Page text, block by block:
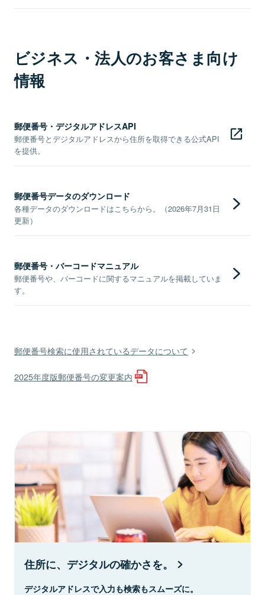
ビジネス・法人のお客さま向け
情報
郵便番号・デジタルアドレスAPI
郵便番号とデジタルアドレスから住所を取得できる公式API
を提供。
郵便番号データのダウンロード
各種データのダウンロードはこちらから。（2026年7月31日
更新）
郵便番号・バーコードマニュアル
郵便番号や、バーコードに関するマニュアルを掲載していま
す。
郵便番号検索に使用されているデータについて
2025年度版郵便番号の変更案内
住所に、デジタルの確かさを。
デジタルアドレスで入力も検索もスムーズに。